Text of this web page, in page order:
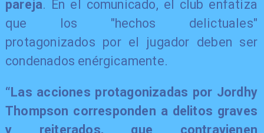
pareja. En el comunicado, el club enfatiza
que los "hechos delictuales"
protagonizados por el jugador deben ser
condenados enérgicamente.
“Las acciones protagonizadas por Jordhy
Thompson corresponden a delitos graves
y reiterados, que contravienen